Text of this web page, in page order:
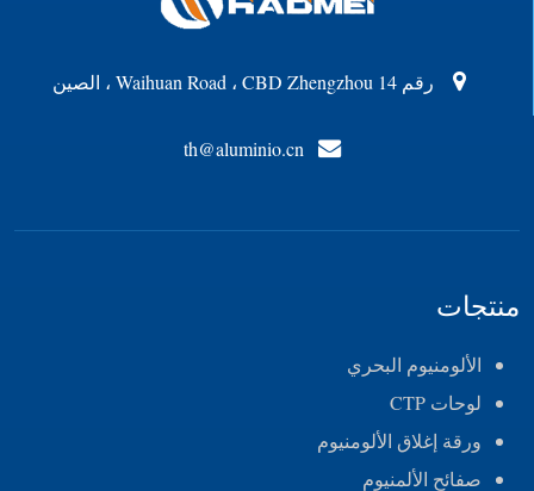
رقم 14 Waihuan Road ، CBD Zhengzhou ، الصين
th@aluminio.cn
منتجات
الألومنيوم البحري
لوحات CTP
ورقة إغلاق الألومنيوم
صفائح الألمنيوم